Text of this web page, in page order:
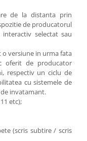
de la distanta prin
de producatorul
selectat sau
versiune in urma fata
oferit de producator
respectiv un ciclu de
cu sistemele de
invatamant.
etc);
(scris subtire / scris